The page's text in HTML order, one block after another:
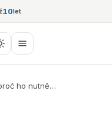
10let
ho nutně…